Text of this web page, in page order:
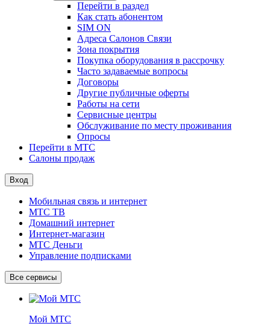
Перейти в раздел
Как стать абонентом
SIM ON
Адреса Салонов Связи
Зона покрытия
Покупка оборудования в рассрочку
Часто задаваемые вопросы
Договоры
Другие публичные оферты
Работы на сети
Сервисные центры
Обслуживание по месту проживания
Опросы
Перейти в МТС
Салоны продаж
Вход
Мобильная связь и интернет
МТС ТВ
Домашний интернет
Интернет-магазин
МТС Деньги
Управление подписками
Все сервисы
Мой МТС